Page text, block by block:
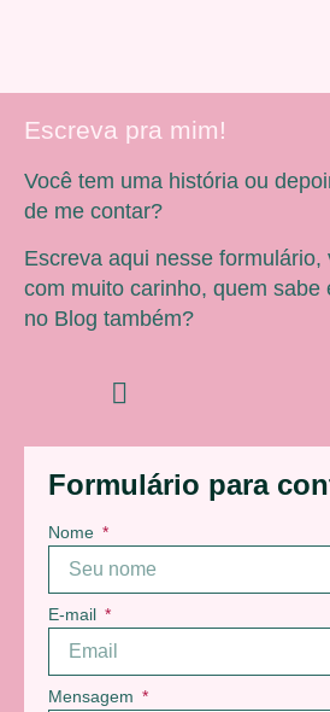
Formulário para
Nome
E-mail
Mensagem
Escreva pra mim!
Você tem uma história ou
de me contar?
Escreva aqui nesse
com muito carinho, quem sabe
no Blog também?